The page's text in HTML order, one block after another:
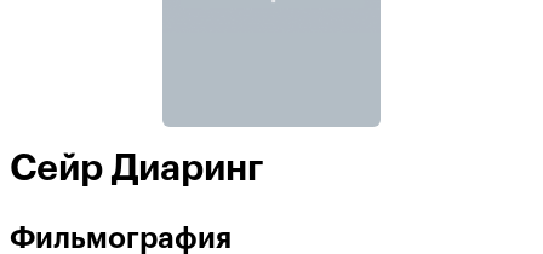
Сейр Диаринг
Фильмография